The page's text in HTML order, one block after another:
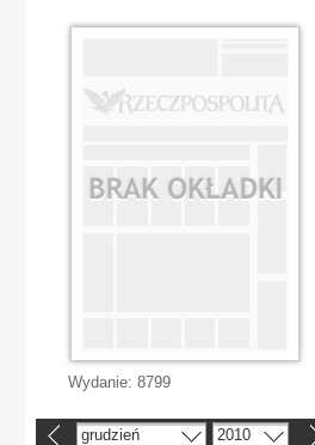
Wydanie: 8799
grudzień 2010